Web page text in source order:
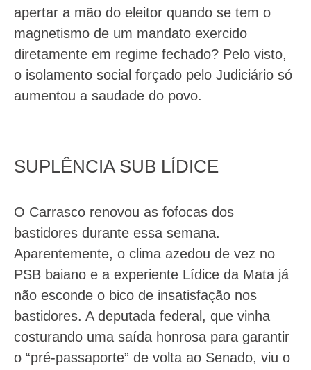
apertar a mão do eleitor quando se tem o
magnetismo de um mandato exercido
diretamente em regime fechado? Pelo visto,
o isolamento social forçado pelo Judiciário só
aumentou a saudade do povo.
SUPLÊNCIA SUB LÍDICE
O Carrasco renovou as fofocas dos
bastidores durante essa semana.
Aparentemente, o clima azedou de vez no
PSB baiano e a experiente Lídice da Mata já
não esconde o bico de insatisfação nos
bastidores. A deputada federal, que vinha
costurando uma saída honrosa para garantir
o “pré-passaporte” de volta ao Senado, viu o